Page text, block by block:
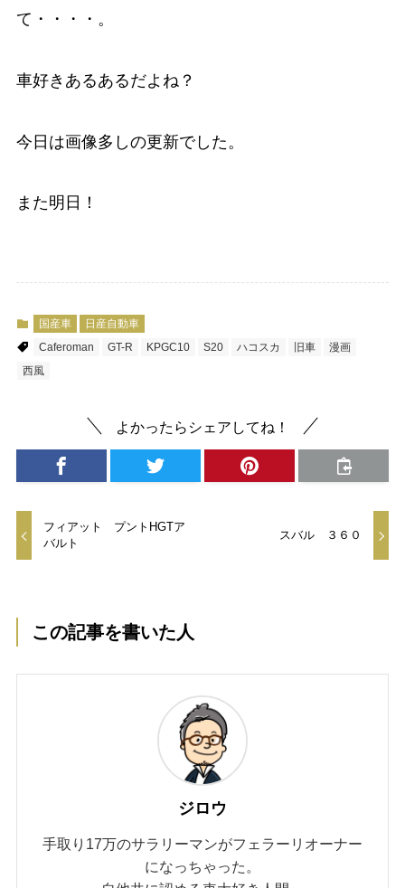
て・・・・。
車好きあるあるだよね？
今日は画像多しの更新でした。
また明日！
国産車
日産自動車
Caferoman
GT-R KPGC10 S20 ハコスカ 旧車
漫画
西風
よかったらシェアしてね！
フィアット プントHGTア
バルト
スバル ３６０
この記事を書いた人
ジロウ
手取り17万のサラリーマンがフェラーリオーナー
になっちゃった。